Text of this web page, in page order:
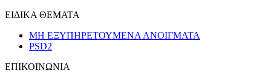
ΕΙΔΙΚΑ ΘΕΜΑΤΑ
ΜΗ ΕΞΥΠΗΡΕΤΟΥΜΕΝΑ ΑΝΟΙΓΜΑΤΑ
PSD2
ΕΠΙΚΟΙΝΩΝΙΑ